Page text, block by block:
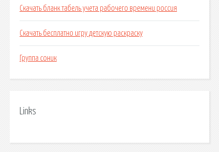
Скачать бланк табель учета рабочего времени россия
Скачать бесплатно игру детскую раскраску
Группа соник
Links